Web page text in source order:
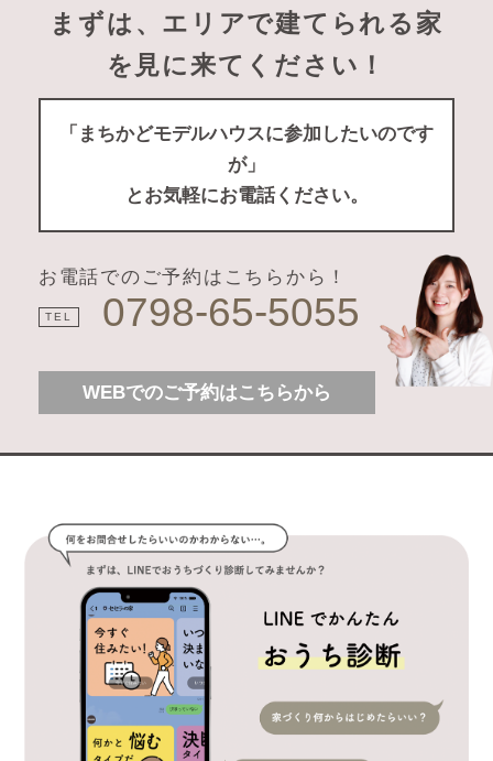
まずは、エリアで建てられる家
を見に来てください！
「まちかどモデルハウスに参加したいのです
が」
とお気軽にお電話ください。
お電話でのご予約はこちらから！
TEL 0798-65-5055
WEBでのご予約はこちらから